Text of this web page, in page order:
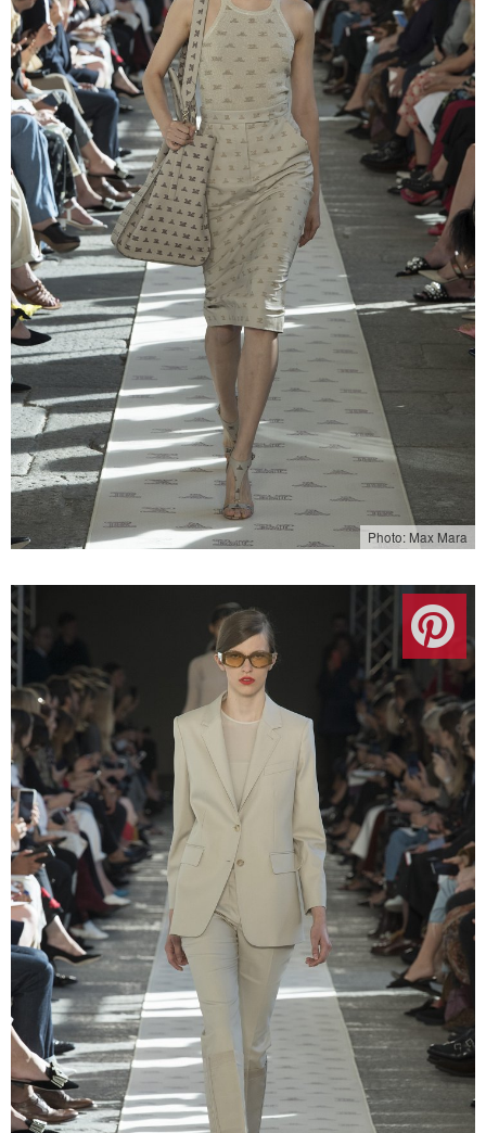
Photo: Max Mara